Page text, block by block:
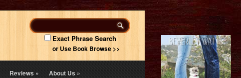
Exact Phrase Search
or Use Book Browse >>
Reviews» About Us»